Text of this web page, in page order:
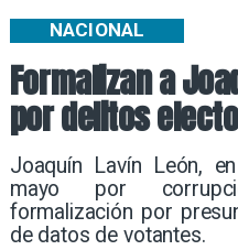
Formalizan a
por delitos
Joaquín Lavín León,
mayo por
formalización por
de datos de votantes.
NACIONAL